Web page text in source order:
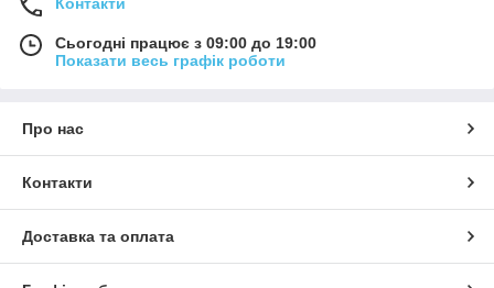
пропонує
компанія Yamaha.
За якість
японський
інструмент
наближається до
недорога
альтернатива,
Сьогодні працює з 09:00 до 19:00
Показати весь графік роботи
Про нас
Контакти
Доставка та оплата